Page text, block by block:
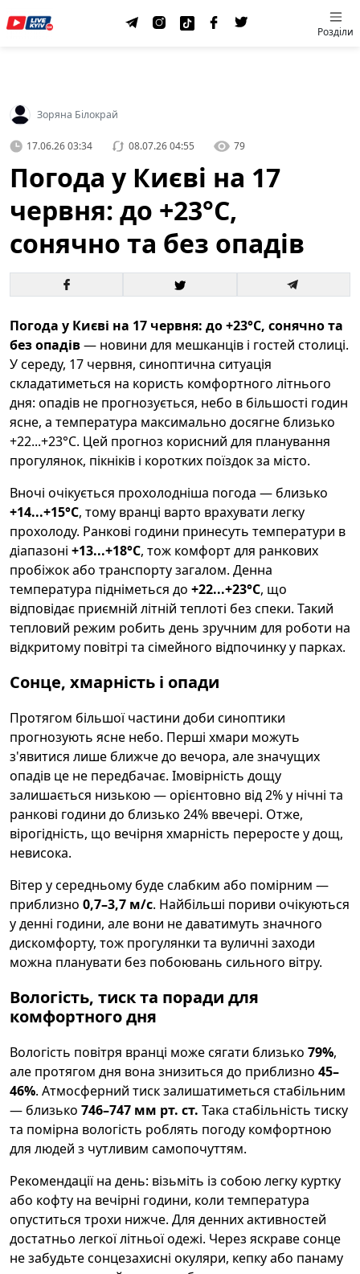
Розділи
Зоряна Білокрай
17.06.26 03:34 08.07.26 04:55 79
Погода у Києві на 17
червня: до +23°C,
сонячно та без опадів
Погода у Києві на 17 червня: до +23°C, сонячно та
без опадів— новини для мешканців і гостей столиці.
У середу, 17 червня, синоптична ситуація
складатиметься на користь комфортного літнього
дня: опадів не прогнозується, небо в більшості годин
ясне, а температура максимально досягне близько
+22...+23°C. Цей прогноз корисний для планування
прогулянок, пікніків і коротких поїздок за місто.
Вночі очікується прохолодніша погода — близько
+14...+15°C, тому вранці варто врахувати легку
прохолоду. Ранкові години принесуть температури в
діапазоні +13...+18°C, тож комфорт для ранкових
пробіжок або транспорту загалом. Денна
температура підніметься до +22...+23°C, що
відповідає приємній літній теплоті без спеки. Такий
тепловий режим робить день зручним для роботи на
відкритому повітрі та сімейного відпочинку у парках.
Сонце, хмарність і опади
Протягом більшої частини доби синоптики
прогнозують ясне небо. Перші хмари можуть
з'явитися лише ближче до вечора, але значущих
опадів це не передбачає. Імовірність дощу
залишається низькою — орієнтовно від 2% у нічні та
ранкові години до близько 24% ввечері. Отже,
вірогідність, що вечірня хмарність переросте у дощ,
невисока.
Вітер у середньому буде слабким або помірним —
приблизно 0,7–3,7 м/с. Найбільші пориви очікуються
у денні години, але вони не даватимуть значного
дискомфорту, тож прогулянки та вуличні заходи
можна планувати без побоювань сильного вітру.
Вологість, тиск та поради для
комфортного дня
Вологість повітря вранці може сягати близько 79%,
але протягом дня вона знизиться до приблизно 45–
46%. Атмосферний тиск залишатиметься стабільним
— близько 746–747 мм рт. ст. Така стабільність тиску
та помірна вологість роблять погоду комфортною
для людей з чутливим самопочуттям.
Рекомендації на день: візьміть із собою легку куртку
або кофту на вечірні години, коли температура
опуститься трохи нижче. Для денних активностей
достатньо легкої літньої одежі. Через яскраве сонце
не забудьте сонцезахисні окуляри, кепку або панаму